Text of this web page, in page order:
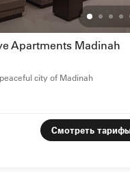
Apartments Madinah
city of Madinah
Смотреть